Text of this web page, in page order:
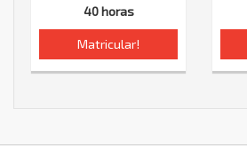
40 horas
Matricular!